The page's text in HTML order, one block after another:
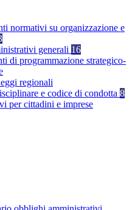
normativi su organizzazione e
generali 16
di programmazione strategico-
regionali
e codice di condotta 8
per cittadini e imprese